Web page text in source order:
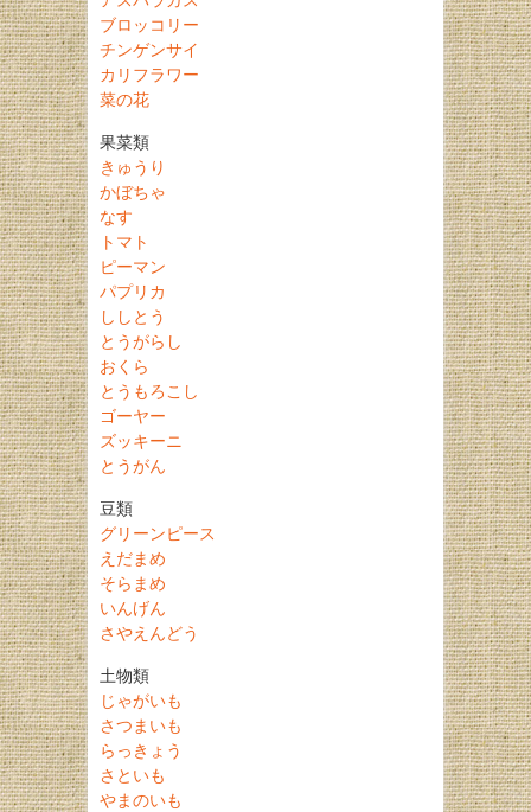
ブロッコリー
チンゲンサイ
カリフラワー
菜の花
果菜類
きゅうり
かぼちゃ
なす
トマト
ピーマン
パプリカ
ししとう
とうがらし
おくら
とうもろこし
ゴーヤー
ズッキーニ
とうがん
豆類
グリーンピース
えだまめ
そらまめ
いんげん
さやえんどう
土物類
じゃがいも
さつまいも
らっきょう
さといも
やまのいも